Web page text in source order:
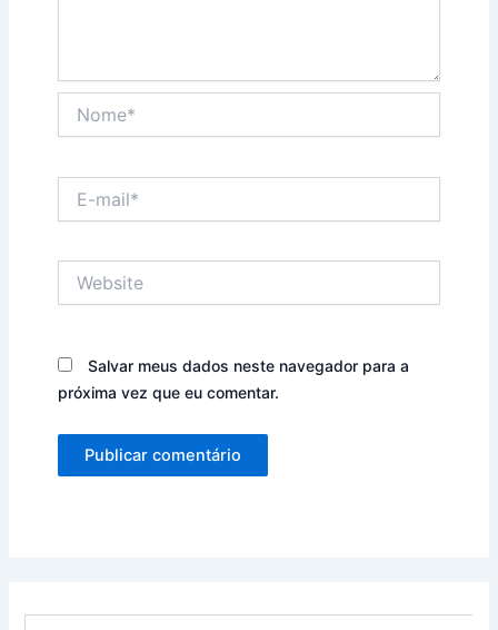
mail*
Salvar meus dados neste navegador para a
próxima vez que eu comentar.